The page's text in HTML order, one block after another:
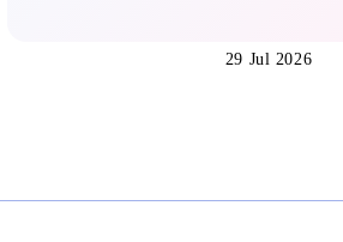
29 Jul 2026